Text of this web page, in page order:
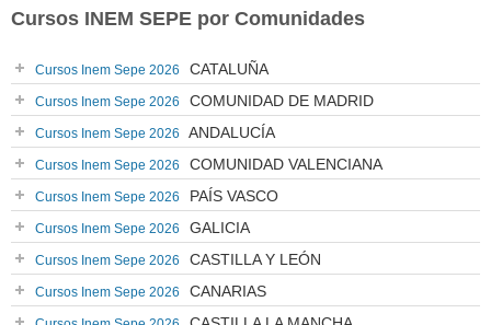
Cursos INEM SEPE por Comunidades
Cursos Inem Sepe 2026 CATALUÑA
Cursos Inem Sepe 2026 COMUNIDAD DE MADRID
Cursos Inem Sepe 2026 ANDALUCÍA
Cursos Inem Sepe 2026 COMUNIDAD VALENCIANA
Cursos Inem Sepe 2026 PAÍS VASCO
Cursos Inem Sepe 2026 GALICIA
Cursos Inem Sepe 2026 CASTILLA Y LEÓN
Cursos Inem Sepe 2026 CANARIAS